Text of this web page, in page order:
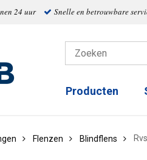
24 uur Snelle en betrouwbare
Producten
Flenzen Blindflens